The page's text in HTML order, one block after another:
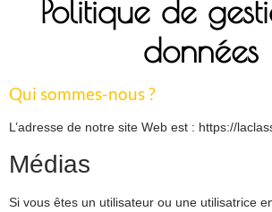
Politique de
données
Qui sommes-nous ?
L’adresse de notre site Web est : https://
Médias
Si vous êtes un utilisateur ou une utilisatrice